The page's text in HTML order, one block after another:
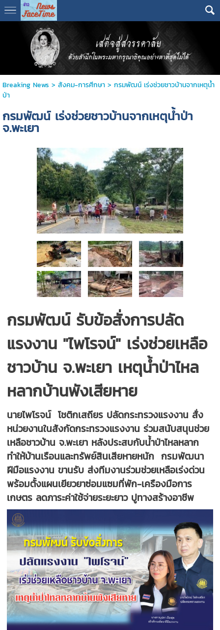
Breaking News > สังคม-การศีกษา> กรมพัฒน์ เร่งช่วยชาวบ้านจากเหตุน้ำ
ป่า
กรมพัฒน์ เร่งช่วยชาวบ้านจากเหตุน้ำป่า
จ.พะเยา
กรมพัฒน์ รับข้อสั่งการปลัด
แรงงาน "ไพโรจน์" เร่งช่วยเหลือ
ชาวบ้าน จ.พะเยา เหตุน้ำป่าไหล
หลากบ้านพังเสียหาย
นายไพโรจน์ โชติกเสถียร ปลัดกระทรวงแรงงาน สั่ง
หน่วยงานในสังกัดกระทรวงแรงงาน ร่วมสนับสนุนช่วย
เหลือชาวบ้าน จ.พะเยา หลังประสบกับน้ำป่าไหลหลาก
ทำให้บ้านเรือนและทรัพย์สินเสียหายหนัก กรมพัฒนา
ฝีมือแรงงาน ขานรับ ส่งทีมงานร่วมช่วยเหลือเร่งด่วน
พร้อมตั้งแผนเยียวยาซ่อมแซมที่พัก-เครืองมือการ
เกษตร ลดภาระค่าใช้จ่ายระยะยาว ปูทางสร้างอาชีพ